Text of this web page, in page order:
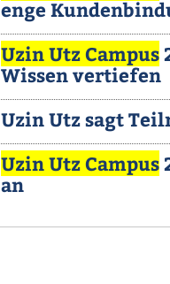
enge
Uzin Utz Campus
Wissen vertiefen
Uzin Utz sagt
Uzin Utz Campus
an